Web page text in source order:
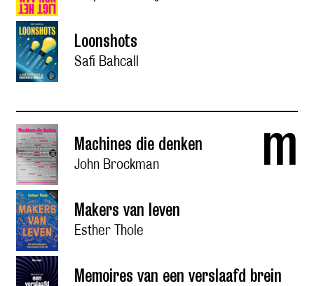
Loonshots
Safi Bahcall
m
Machines die denken
John Brockman
Makers van leven
Esther Thole
Memoires van een verslaafd brein